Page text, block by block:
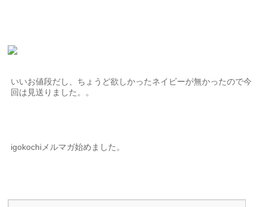
いいお値段だし、ちょうど欲しかったネイビーが無かったので今
回は見送りました。。
igokochiメルマガ始めました。